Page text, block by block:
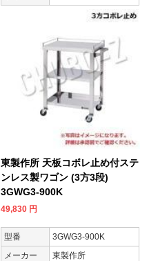
東製作所 天板コボレ止め付ステ
ンレス製ワゴン (3方3段)
3GWG3-900K
49,830 円
型番
3GWG3-900K
メーカー
東製作所